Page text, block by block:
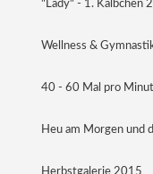
"Lady" - 1. Kälbchen
Wellness &
40 - 60 Mal pro
Heu am Morgen und